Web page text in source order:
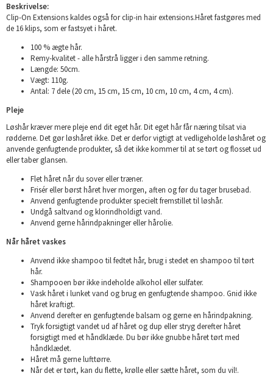
Beskrivelse:
Clip-On Extensions kaldes også for clip-in hair extensions.Håret fastgøres med
de 16 klips, som er fastsyet i håret.
100 % ægte hår.
Remy-kvalitet - alle hårstrå ligger i den samme retning.
Længde: 50cm.
Vægt: 110g.
Antal: 7 dele (20 cm, 15 cm, 15 cm, 10 cm, 10 cm, 4 cm, 4 cm).
Pleje
Løshår kræver mere pleje end dit eget hår. Dit eget hår får næring tilsat via
rødderne. Det gør løshåret ikke. Det er derfor vigtigt at vedligeholde løshåret og
anvende genfugtende produkter, så det ikke kommer til at se tørt og flosset ud
eller taber glansen.
Flet håret når du sover eller træner.
Frisér eller børst håret hver morgen, aften og før du tager brusebad.
Anvend genfugtende produkter specielt fremstillet til løshår.
Undgå saltvand og klorindholdigt vand.
Anvend gerne hårindpakninger eller hårolie.
Når håret vaskes
Anvend ikke shampoo til fedtet hår, brug i stedet en shampoo til tørt
hår.
Shampooen bør ikke indeholde alkohol eller sulfater.
Vask håret i lunket vand og brug en genfugtende shampoo. Gnid ikke
håret kraftigt.
Anvend derefter en genfugtende balsam og gerne en hårindpakning.
Tryk forsigtigt vandet ud af håret og dup eller stryg derefter håret
forsigtigt med et håndklæde. Du bør ikke gnubbe håret tørt med
håndklædet.
Håret må gerne lufttørre.
Når det er tørt, kan du flette, krølle eller sætte håret, som du vil!.